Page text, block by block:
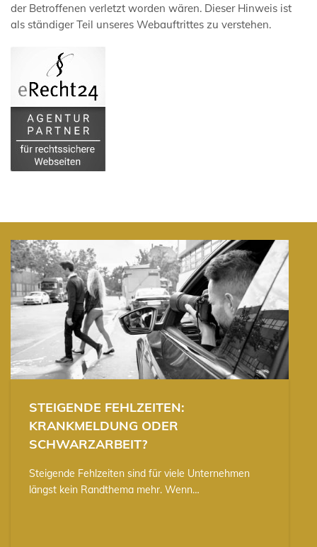
der Betroffenen verletzt worden wären. Dieser Hinweis ist
als ständiger Teil unseres Webauftrittes zu verstehen.
STEIGENDE FEHLZEITEN:
KRANKMELDUNG ODER
SCHWARZARBEIT?
Steigende Fehlzeiten sind für viele Unternehmen
längst kein Randthema mehr. Wenn…